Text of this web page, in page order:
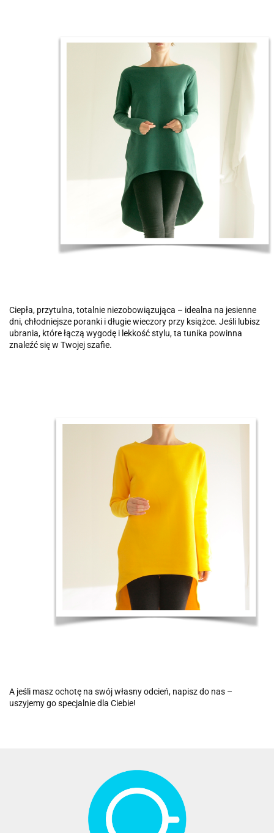
Ciepła, przytulna, totalnie niezobowiązująca – idealna na jesienne
dni, chłodniejsze poranki i długie wieczory przy książce. Jeśli lubisz
ubrania, które łączą wygodę i lekkość stylu, ta tunika powinna
znaleźć się w Twojej szafie.
A jeśli masz ochotę na swój własny odcień, napisz do nas –
uszyjemy go specjalnie dla Ciebie!